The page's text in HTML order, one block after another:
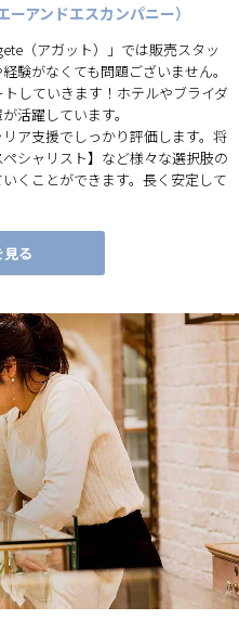
アンドエスカンパニー）
（アガット）」では販売スタッ
験がなくても問題ございません。
していきます！ホテルやブライダ
活躍しています。
ア支援でしっかり評価します。将
シャリスト】など様々な選択肢の
くことができます。長く安定して
る